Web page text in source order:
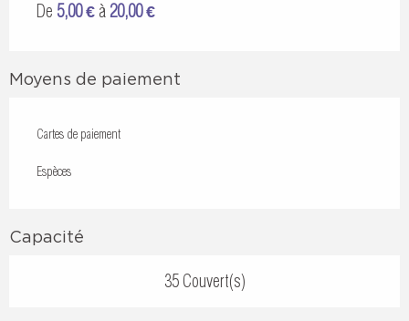
De 5,00 € à 20,00 €
Moyens de paiement
Cartes de paiement
Espèces
Capacité
35 Couvert(s)